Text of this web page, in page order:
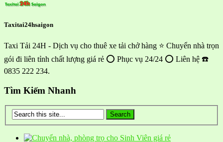
Taxitai24hsaigon
Taxi Tải 24H - Dịch vụ cho thuê xe tải chở hàng ⭐ Chuyển nhà trọn
gói đi liên tỉnh chất lượng giá rẻ ⭕ Phục vụ 24/24 ⭕ Liên hệ ☎️
0835 222 234.
Tìm Kiếm Nhanh